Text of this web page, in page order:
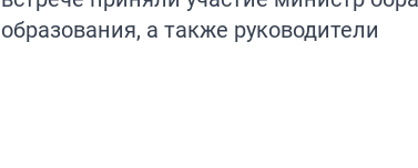
а также руководители